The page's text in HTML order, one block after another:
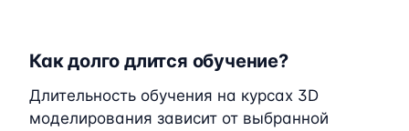
Как долго длится обучение?
Длительность обучения на курсах 3D
моделирования зависит от выбранной